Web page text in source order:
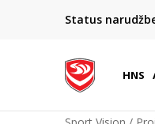
Status Dostava
HNS